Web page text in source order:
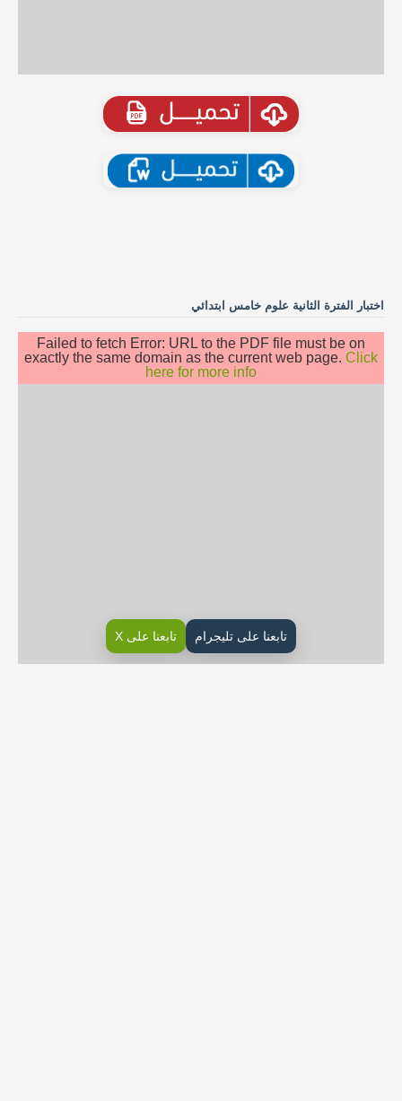
اختبار الفترة الثانية علوم خامس ابتدائي
Failed to fetch Error: URL to the PDF file must be on
exactly the same domain as the current web page. Click
here for more info
تابعنا على تليجرام تابعنا على X